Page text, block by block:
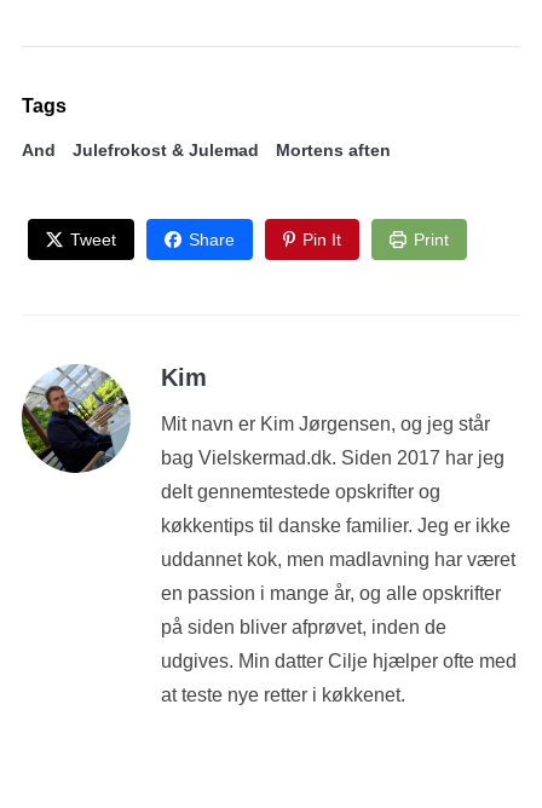
Tags
And Julefrokost & Julemad Mortens aften
Tweet Share Pin It Print
Kim
Mit navn er Kim Jørgensen, og jeg står
bag Vielskermad.dk. Siden 2017 har jeg
delt gennemtestede opskrifter og
køkkentips til danske familier. Jeg er ikke
uddannet kok, men madlavning har været
en passion i mange år, og alle opskrifter
på siden bliver afprøvet, inden de
udgives. Min datter Cilje hjælper ofte med
at teste nye retter i køkkenet.